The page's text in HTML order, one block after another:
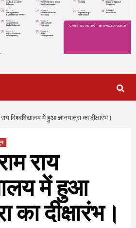
विश्वविद्यालय में हुआ ज्ञानयात्रा का दीक्षारंभ।
राय
में हुआ
का दीक्षारंभ।